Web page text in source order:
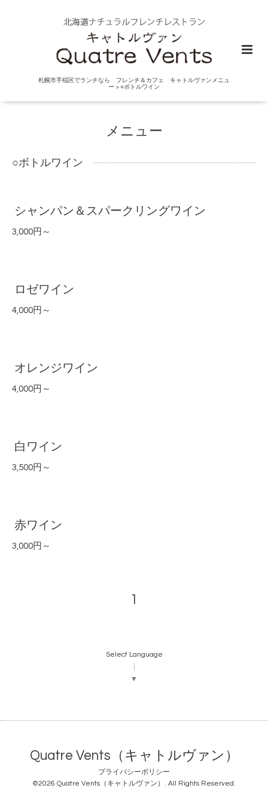
札幌市手稲区でランチなら フレンチ＆カフェ キャトルヴァンメニュ
ー > ○ボトルワイン
メニュー
○ボトルワイン
シャンパン＆スパークリングワイン
3,000円～
ロゼワイン
4,000円～
オレンジワイン
4,000円～
白ワイン
3,500円～
赤ワイン
3,000円～
1
Select Language
▼
Quatre Vents（キャトルヴァン）
プライバシーポリシー
©2026 Quatre Vents（キャトルヴァン） . All Rights Reserved.